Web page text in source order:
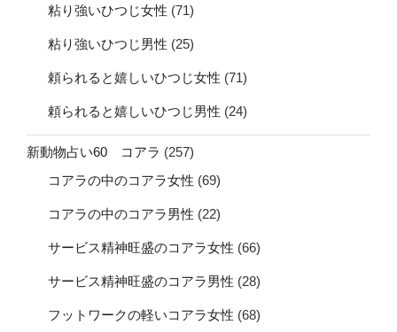
粘り強いひつじ女性 (71)
粘り強いひつじ男性 (25)
頼られると嬉しいひつじ女性 (71)
頼られると嬉しいひつじ男性 (24)
新動物占い60 コアラ (257)
コアラの中のコアラ女性 (69)
コアラの中のコアラ男性 (22)
サービス精神旺盛のコアラ女性 (66)
サービス精神旺盛のコアラ男性 (28)
フットワークの軽いコアラ女性 (68)